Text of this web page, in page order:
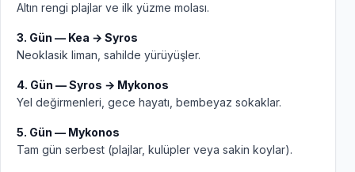
Altın rengi plajlar ve ilk yüzme molası.
3. Gün — Kea → Syros
Neoklasik liman, sahilde yürüyüşler.
4. Gün — Syros → Mykonos
Yel değirmenleri, gece hayatı, bembeyaz sokaklar.
5. Gün — Mykonos
Tam gün serbest (plajlar, kulüpler veya sakin koylar).